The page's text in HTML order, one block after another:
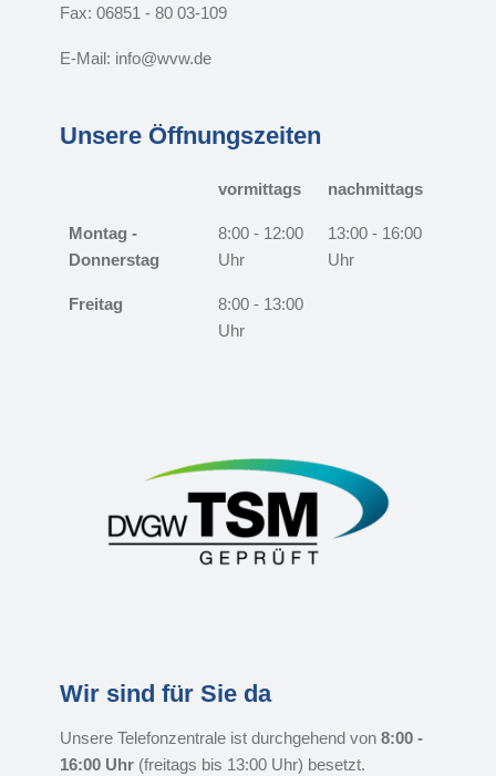
Fax: 06851 - 80 03-109
E-Mail: info@wvw.de
Unsere Öffnungszeiten
vormittags nachmittags
Montag -
Donnerstag
8:00 - 12:00
Uhr
13:00 - 16:00
Uhr
Freitag
8:00 - 13:00
Uhr
Wir sind für Sie da
Unsere Telefonzentrale ist durchgehend von 8:00 -
16:00 Uhr(freitags bis 13:00 Uhr) besetzt.